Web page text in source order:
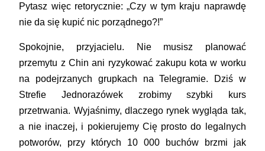
Pytasz więc retorycznie:„Czy w tym kraju naprawdę
nie da się kupić nic porządnego?!”
Spokojnie, przyjacielu. Nie musisz planować
przemytu z Chin ani ryzykować zakupu kota w worku
na podejrzanych grupkach na Telegramie. Dziś w
Strefie Jednorazówekzrobimy szybki kurs
przetrwania. Wyjaśnimy, dlaczego rynek wygląda tak,
a nie inaczej, i pokierujemy Cię prosto do legalnych
potworów, przy których 10 000 buchów brzmi jak